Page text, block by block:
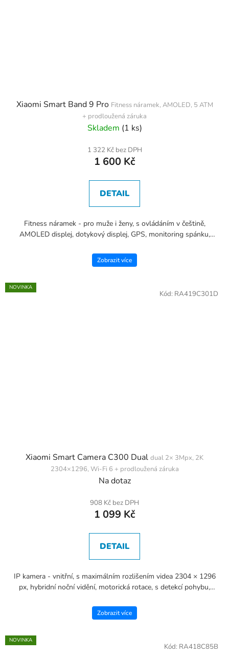
Xiaomi Smart Band 9 Pro Fitness náramek, AMOLED, 5 ATM
+ prodloužená záruka
Skladem (1 ks)
1 322 Kč bez DPH
1 600 Kč
DETAIL
Fitness náramek - pro muže i ženy, s ovládáním v češtině,
AMOLED displej, dotykový displej, GPS, monitoring spánku,
Zobrazit více
NOVINKA
Xiaomi Smart Camera C300 Dual dual 2× 3Mpx, 2K
2304×1296, Wi‑Fi 6 + prodloužená záruka
Na dotaz
908 Kč bez DPH
1 099 Kč
DETAIL
IP kamera - vnitřní, s maximálním rozlišením videa 2304 × 1296
px, hybridní noční vidění, motorická rotace, s detekcí pohybu,
Zobrazit více
Kód: RA419C301D
NOVINKA
Kód: RA418C85B